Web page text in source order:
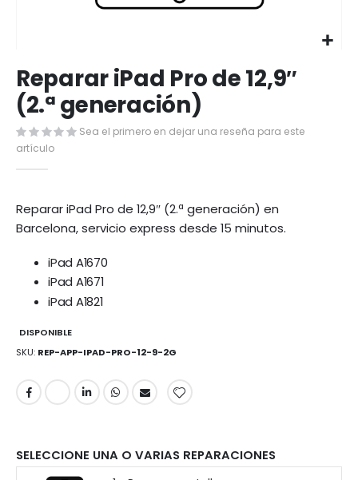
al
comienzo
de
la
galería
imágenes
Reparar iPad Pro de 12,9″
(2.ª generación)
Sea el primero en dejar una reseña para este
artículo
Reparar iPad Pro de 12,9″ (2.ª generación) en
Barcelona, servicio express desde 15 minutos.
iPad A1670
iPad A1671
iPad A1821
DISPONIBLE
SKU REP-APP-IPAD-PRO-12-9-2G
SELECCIONE UNA O VARIAS REPARACIONES